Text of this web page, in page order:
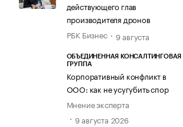
действующего глав
производителя дронов
РБК Бизнес
9 августа
ОБЪЕДИНЕННАЯ КОНСАЛТИНГОВАЯ
ГРУППА
Корпоративный конфликт в
ООО: как не усугубить спор
Мнение эксперта
9 августа 2026